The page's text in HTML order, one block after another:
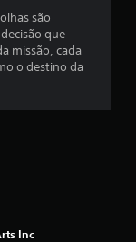
e
2
são
que
missão, cada
o destino da
Inc